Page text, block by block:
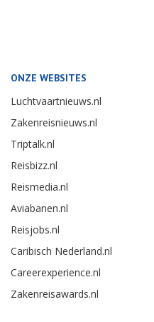
ONZE WEBSITES
Luchtvaartnieuws.nl
Zakenreisnieuws.nl
Triptalk.nl
Reisbizz.nl
Reismedia.nl
Aviabanen.nl
Reisjobs.nl
Caribisch Nederland.nl
Careerexperience.nl
Zakenreisawards.nl